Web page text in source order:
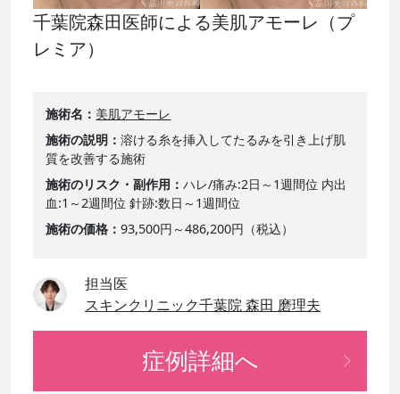
千葉院森田医師による美肌アモーレ（プ
レミア）
施術名
美肌アモーレ
施術の説明
溶ける糸を挿入してたるみを引き上げ肌
質を改善する施術
施術のリスク・副作用
ハレ/痛み:2日～1週間位 内出
血:1～2週間位 針跡:数日～1週間位
施術の価格
93,500円～486,200円（税込）
担当医
スキンクリニック千葉院 森田 磨理夫
症例詳細へ